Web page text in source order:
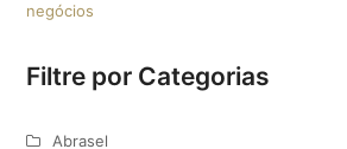
negócios
Filtre por Categorias
Abrasel